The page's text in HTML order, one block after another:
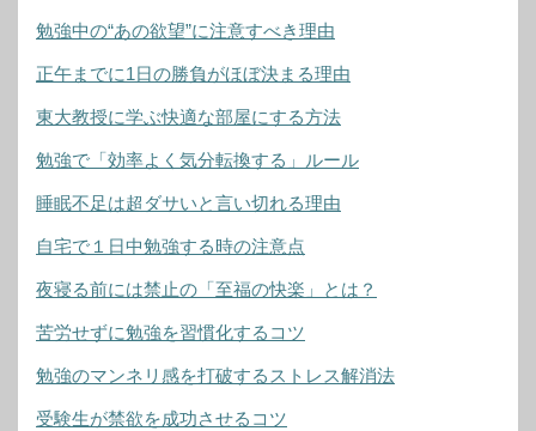
勉強中の“あの欲望”に注意すべき理由
正午までに1日の勝負がほぼ決まる理由
東大教授に学ぶ快適な部屋にする方法
勉強で「効率よく気分転換する」ルール
睡眠不足は超ダサいと言い切れる理由
自宅で１日中勉強する時の注意点
夜寝る前には禁止の「至福の快楽」とは？
苦労せずに勉強を習慣化するコツ
勉強のマンネリ感を打破するストレス解消法
受験生が禁欲を成功させるコツ